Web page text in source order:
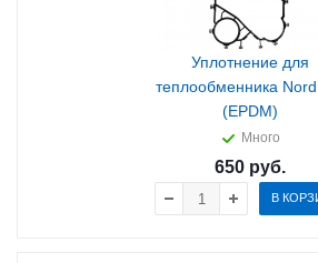
Уплотнение для
теплообменника
(EPDM)
Много
650руб.
В